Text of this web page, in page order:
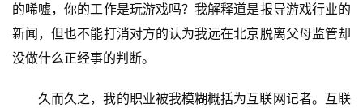
的唏嘘，你的工作是玩游戏吗？我解释道是报导游戏行业的
新闻，但也不能打消对方的认为我远在北京脱离父母监管却
没做什么正经事的判断。
久而久之，我的职业被我模糊概括为互联网记者。互联